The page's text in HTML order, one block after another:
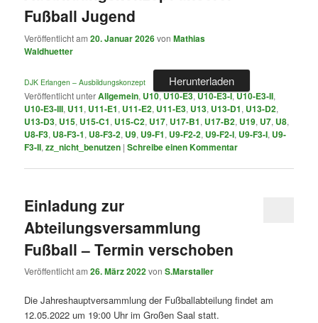
Fußball Jugend
Veröffentlicht am20. Januar 2026vonMathias
Waldhuetter
DJK Erlangen – Ausbildungskonzept Herunterladen
Veröffentlicht unterAllgemein, U10,U10-E3,U10-E3-I,U10-E3-II,
U10-E3-III, U11, U11-E1, U11-E2, U11-E3, U13, U13-D1, U13-D2,
U13-D3, U15, U15-C1, U15-C2, U17, U17-B1, U17-B2, U19, U7, U8,
U8-F3, U8-F3-1, U8-F3-2, U9, U9-F1, U9-F2-2, U9-F2-I, U9-F3-I, U9-
F3-II,zz_nicht_benutzen |Schreibe einen Kommentar
Einladung zur
Abteilungsversammlung
Fußball – Termin verschoben
Veröffentlicht am26. März 2022vonS.Marstaller
Die Jahreshauptversammlung der Fußballabteilung findet am
12.05.2022 um 19:00 Uhr im Großen Saal statt.